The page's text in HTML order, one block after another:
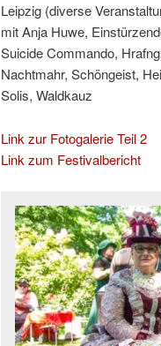
Leipzig (diverse
mit Anja Huwe,
Suicide Commando,
Nachtmahr, Schöngeist,
Solis, Waldkauz
Link zur Fotogalerie Teil 2
Link zum Festivalbericht